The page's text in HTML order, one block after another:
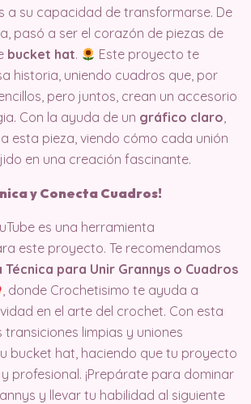
a su capacidad de transformarse. De
pasó a ser el corazón de piezas de
bucket hat.
Este proyecto te
historia, uniendo cuadros que, por
pero juntos, crean un accesorio
Con la ayuda de un gráfico claro,
esta pieza, viendo cómo cada unión
en una creación fascinante.
y Conecta Cuadros!
es una herramienta
este proyecto. Te recomendamos
Técnica para Unir Grannys o Cuadros
, donde Crochetisimo te ayuda a
en el arte del crochet. Con esta
limpias y uniones
bucket hat, haciendo que tu proyecto
profesional. ¡Prepárate para dominar
y llevar tu habilidad al siguiente